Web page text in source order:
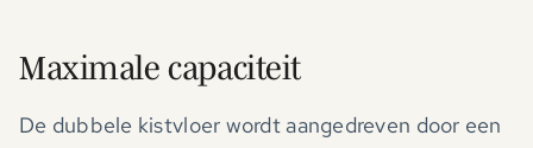
Maximale capaciteit
De dubbele kistvloer wordt aangedreven door een